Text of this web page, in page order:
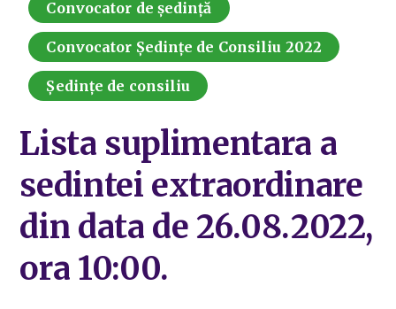
Convocator de ședință
Convocator Ședințe de Consiliu 2022
Ședințe de consiliu
Lista suplimentara a
sedintei extraordinare
din data de 26.08.2022,
ora 10:00.